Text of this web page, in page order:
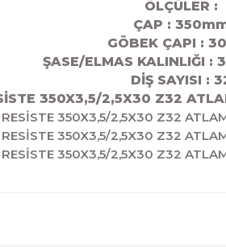
ÖLÇÜLER :
ÇAP :
GÖBEK ÇAPI : 30
ŞASE/ELMAS KALINLIĞI :
DİŞ SAYISI :
350X3,5/2,5X30 Z32
RESİSTE 350X3,5/2,5X30 Z32
RESİSTE 350X3,5/2,5X30 Z32
RESİSTE 350X3,5/2,5X30 Z32